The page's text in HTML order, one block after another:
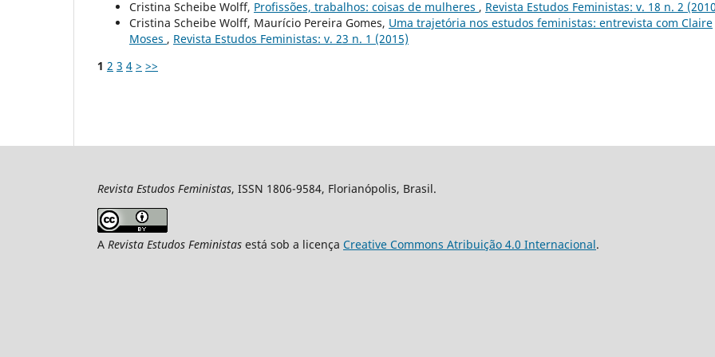
Cristina Scheibe Wolff, Profissões, trabalhos: coisas de mulheres , Revista Estudos Feministas: v. 18 n. 2
Cristina Scheibe Wolff, Maurício Pereira Gomes, Uma trajetória nos estudos feministas: entrevista com Claire
Moses , Revista Estudos Feministas: v. 23 n. 1 (2015)
1 2 3 4 > >>
Revista Estudos Feministas, ISSN 1806-9584, Florianópolis, Brasil.
A Revista Estudos Feministas está sob a licença Creative Commons Atribuição 4.0 Internacional.